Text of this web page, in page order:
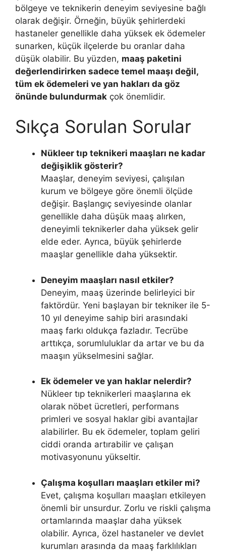
bölgeye ve teknikerin deneyim seviyesine bağlı
olarak değişir. Örneğin, büyük şehirlerdeki
hastaneler genellikle daha yüksek ek ödemeler
sunarken, küçük ilçelerde bu oranlar daha
düşük olabilir. Bu yüzden, maaş paketini
değerlendirirken sadece temel maaşı değil,
tüm ek ödemeleri ve yan hakları da göz
önünde bulundurmak çok önemlidir.
Sıkça Sorulan Sorular
Nükleer tıp teknikeri maaşları ne kadar
değişiklik gösterir?
Maaşlar, deneyim seviyesi, çalışılan
kurum ve bölgeye göre önemli ölçüde
değişir. Başlangıç seviyesinde olanlar
genellikle daha düşük maaş alırken,
deneyimli teknikerler daha yüksek gelir
elde eder. Ayrıca, büyük şehirlerde
maaşlar genellikle daha yüksektir.
Deneyim maaşları nasıl etkiler?
Deneyim, maaş üzerinde belirleyici bir
faktördür. Yeni başlayan bir tekniker ile 5-
10 yıl deneyime sahip biri arasındaki
maaş farkı oldukça fazladır. Tecrübe
arttıkça, sorumluluklar da artar ve bu da
maaşın yükselmesini sağlar.
Ek ödemeler ve yan haklar nelerdir?
Nükleer tıp teknikerleri maaşlarına ek
olarak nöbet ücretleri, performans
primleri ve sosyal haklar gibi avantajlar
alabilirler. Bu ek ödemeler, toplam geliri
ciddi oranda artırabilir ve çalışan
motivasyonunu yükseltir.
Çalışma koşulları maaşları etkiler mi?
Evet, çalışma koşulları maaşları etkileyen
önemli bir unsurdur. Zorlu ve riskli çalışma
ortamlarında maaşlar daha yüksek
olabilir. Ayrıca, özel hastaneler ve devlet
kurumları arasında da maaş farklılıkları